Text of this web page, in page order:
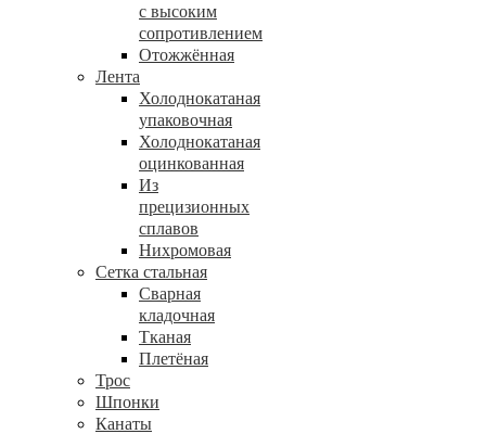
с высоким
сопротивлением
Отожжённая
Лента
Холоднокатаная
упаковочная
Холоднокатаная
оцинкованная
Из
прецизионных
сплавов
Нихромовая
Сетка стальная
Сварная
кладочная
Тканая
Плетёная
Трос
Шпонки
Канаты